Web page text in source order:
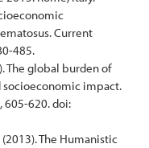
Current
485.
The global burden of
socioeconomic impact.
605-620. doi:
(2013). The Humanistic